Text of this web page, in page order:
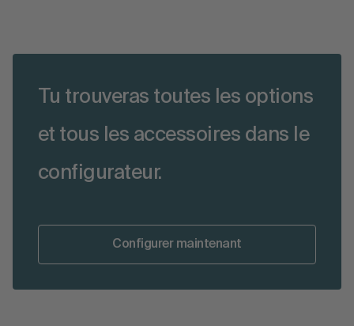
Tu trouveras toutes les options
et tous les accessoires dans le
configurateur.
Configurer maintenant